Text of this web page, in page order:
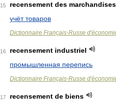
15
recensement des marchandises
учёт товаров
Dictionnaire Français-Russe
16
recensement industriel
промышленная перепись
Dictionnaire Français-Russe
17
recensement de biens